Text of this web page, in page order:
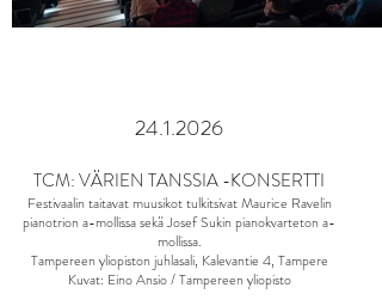
24.1.2026
TCM: VÄRIEN TANSSIA -KONSERTTI
Festivaalin taitavat muusikot tulkitsivat Maurice Ravelin
pianotrion a-mollissa sekä Josef Sukin pianokvarteton a-
mollissa.
Tampereen yliopiston juhlasali, Kalevantie 4, Tampere
Kuvat: Eino Ansio / Tampereen yliopisto